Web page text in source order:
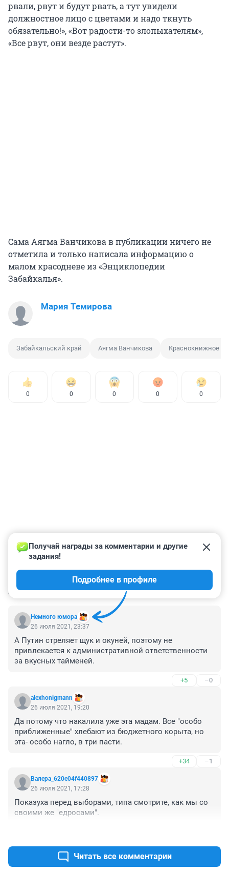
рвали, рвут и будут рвать, а тут увидели
должностное лицо с цветами и надо ткнуть
обязательно!», «Вот радости-то злопыхателям»,
«Все рвут, они везде растут».
Сама Аягма Ванчикова в публикации ничего не
отметила и только написала информацию о
малом красодневе из «Энциклопедии
Забайкалья».
Мария Темирова
Забайкальский край Аягма Ванчикова Краснокнижное
0 0 0 0 0
КОММЕНТАРИИ 33
Немного юмора
Получай награды за комментарии и другие
задания!
Подробнее в профиле
26 июля 2021, 23:37
А Путин стреляет щук и окуней, поэтому не
привлекается к административной ответственности
за вкусных тайменей.
+5 –0
alexhonigmann
26 июля 2021, 19:20
Да потому что накалила уже эта мадам. Все "особо
приближенные" хлебают из бюджетного корыта, но
эта- особо нагло, в три пасти.
+34 –1
Валера_620e04f440897
26 июля 2021, 17:28
Показуха перед выборами, типа смотрите, как мы со
своими же "едросами".
Читать все комментарии